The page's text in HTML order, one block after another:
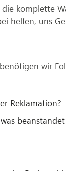
komplette
helfen, uns
wir
Reklamation?